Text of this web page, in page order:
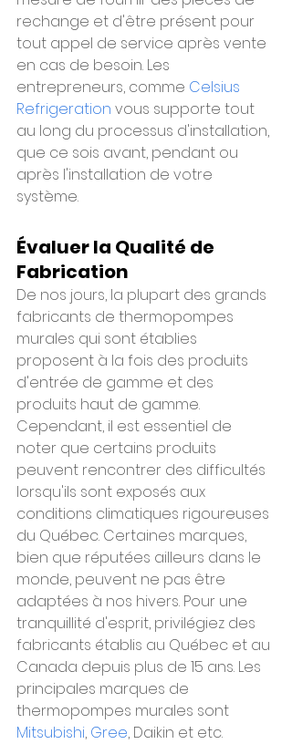
rechange et d'être présent pour
tout appel de service après vente
en cas de besoin. Les
entrepreneurs, comme Celsius
Refrigeration vous supporte tout
au long du processus d'installation,
que ce sois avant, pendant ou
après l'installation de votre
système.
Évaluer la Qualité de
Fabrication
De nos jours, la plupart des grands
fabricants de thermopompes
murales qui sont établies
proposent à la fois des produits
d'entrée de gamme et des
produits haut de gamme.
Cependant, il est essentiel de
noter que certains produits
peuvent rencontrer des difficultés
lorsqu'ils sont exposés aux
conditions climatiques rigoureuses
du Québec. Certaines marques,
bien que réputées ailleurs dans le
monde, peuvent ne pas être
adaptées à nos hivers. Pour une
tranquillité d'esprit, privilégiez des
fabricants établis au Québec et au
Canada depuis plus de 15 ans. Les
principales marques de
thermopompes murales sont
Mitsubishi, Gree, Daikin et etc.